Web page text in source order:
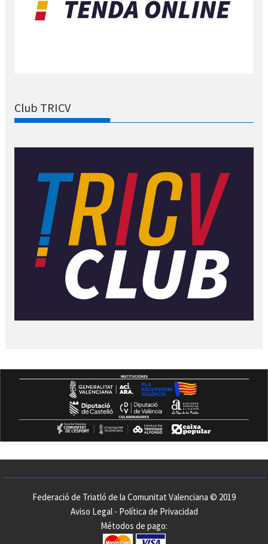
Club TRICV
Federació de Triatló de la Comunitat Valenciana © 2019
Aviso Legal- Política de Privacidad
Métodos de pago: